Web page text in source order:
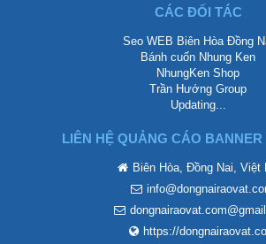
CÁC ĐỐI TÁC
Seo WEB Biên Hòa Đồng
Bánh cuốn Nhung Ken
NhungKen Shop
Trần Hướng Group
Updating...
LIÊN HỆ QUẢNG CÁO BANNER
Biên Hòa, Đồng Nai, Việt
https://